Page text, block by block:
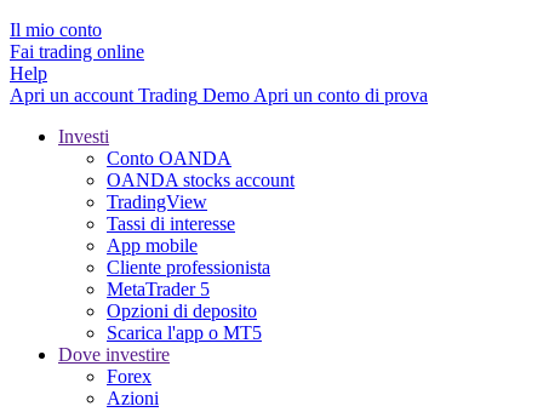
Il mio conto
Fai trading online
Help
Apri un account Trading Demo Apri un conto di prova
Investi
Conto OANDA
OANDA stocks account
TradingView
Tassi di interesse
App mobile
Cliente professionista
MetaTrader 5
Opzioni di deposito
Scarica l'app o MT5
Dove investire
Forex
Azioni